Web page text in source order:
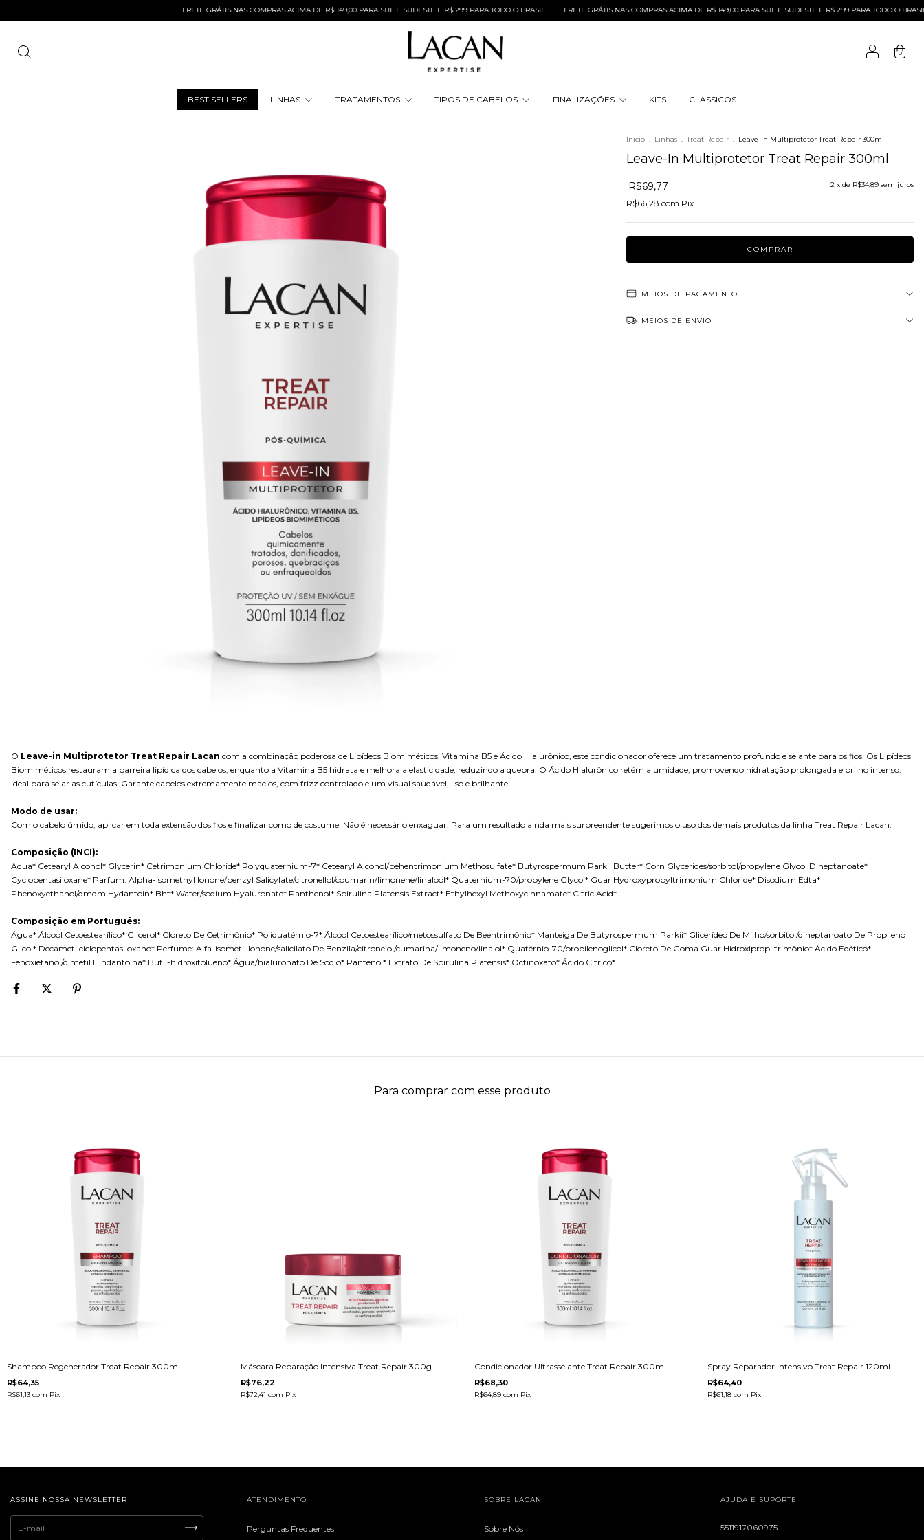
FRETE GRÁTIS NAS COMPRAS ACIMA DE R$ 149,00 PARA SUL E SUDESTE E R$ 299 PARA TODO O BRASIL FRETE GRÁTIS NAS COMPRAS ACIMA DE R$ 149,00 PARA SUL E SUDESTE E R$ 299 PARA TODO O BRASIL
0
BEST SELLERS LINHAS TRATAMENTOS TIPOS DE CABELOS FINALIZAÇÕES KITS CLÁSSICOS
Início . Linhas . Treat Repair . Leave-In Multiprotetor Treat Repair 300ml
Leave-In Multiprotetor Treat Repair 300ml
R$69,77
R$66,28 com Pix
2 x de R$34,89 sem juros
MEIOS DE PAGAMENTO
MEIOS DE ENVIO
O Leave-in Multiprotetor Treat Repair Lacan com a combinação poderosa de Lipídeos Biomiméticos, Vitamina B5 e Ácido Hialurônico, este condicionador oferece um tratamento profundo e selante para os fios. Os Lipídeos
Biomiméticos restauram a barreira lipídica dos cabelos, enquanto a Vitamina B5 hidrata e melhora a elasticidade, reduzindo a quebra. O Ácido Hialurônico retém a umidade, promovendo hidratação prolongada e brilho intenso.
Ideal para selar as cutículas. Garante cabelos extremamente macios, com frizz controlado e um visual saudável, liso e brilhante.
Modo de usar:
Com o cabelo úmido, aplicar em toda extensão dos fios e finalizar como de costume. Não é necessário enxaguar. Para um resultado ainda mais surpreendente sugerimos o uso dos demais produtos da linha Treat Repair Lacan.
Composição (INCI):
Aqua* Cetearyl Alcohol* Glycerin* Cetrimonium Chloride* Polyquaternium-7* Cetearyl Alcohol/behentrimonium Methosulfate* Butyrospermum Parkii Butter* Corn Glycerides/sorbitol/propylene Glycol Diheptanoate*
Cyclopentasiloxane* Parfum: Alpha-isomethyl Ionone/benzyl Salicylate/citronellol/coumarin/limonene/linalool* Quaternium-70/propylene Glycol* Guar Hydroxypropyltrimonium Chloride* Disodium Edta*
Phenoxyethanol/dmdm Hydantoin* Bht* Water/sodium Hyaluronate* Panthenol* Spirulina Platensis Extract* Ethylhexyl Methoxycinnamate* Citric Acid*
Composição em Português:
Água* Álcool Cetoestearílico* Glicerol* Cloreto De Cetrimônio* Poliquatérnio-7* Álcool Cetoestearílico/metossulfato De Beentrimônio* Manteiga De Butyrospermum Parkii* Glicerídeo De Milho/sorbitol/diheptanoato De Propileno
Glicol* Decametilciclopentasiloxano* Perfume: Alfa-isometil Ionone/salicilato De Benzila/citronelol/cumarina/limoneno/linalol* Quatérnio-70/propilenoglicol* Cloreto De Goma Guar Hidroxipropiltrimônio* Ácido Edético*
Fenoxietanol/dimetil Hindantoina* Butil-hidroxitolueno* Água/hialuronato De Sódio* Pantenol* Extrato De Spirulina Platensis* Octinoxato* Ácido Cítrico*
Para comprar com esse produto
Shampoo Regenerador Treat Repair 300ml
R$64,35
R$61,13 com Pix
Máscara Reparação Intensiva Treat Repair 300g
R$76,22
R$72,41 com Pix
Condicionador Ultrasselante Treat Repair 300ml
R$68,30
R$64,89 com Pix
Spray Reparador Intensivo Treat Repair 120ml
R$64,40
R$61,18com Pix
ASSINE NOSSA NEWSLETTER ATENDIMENTO
Perguntas Frequentes
SOBRE LACAN
Sobre Nós
AJUDA E SUPORTE
5511917060975